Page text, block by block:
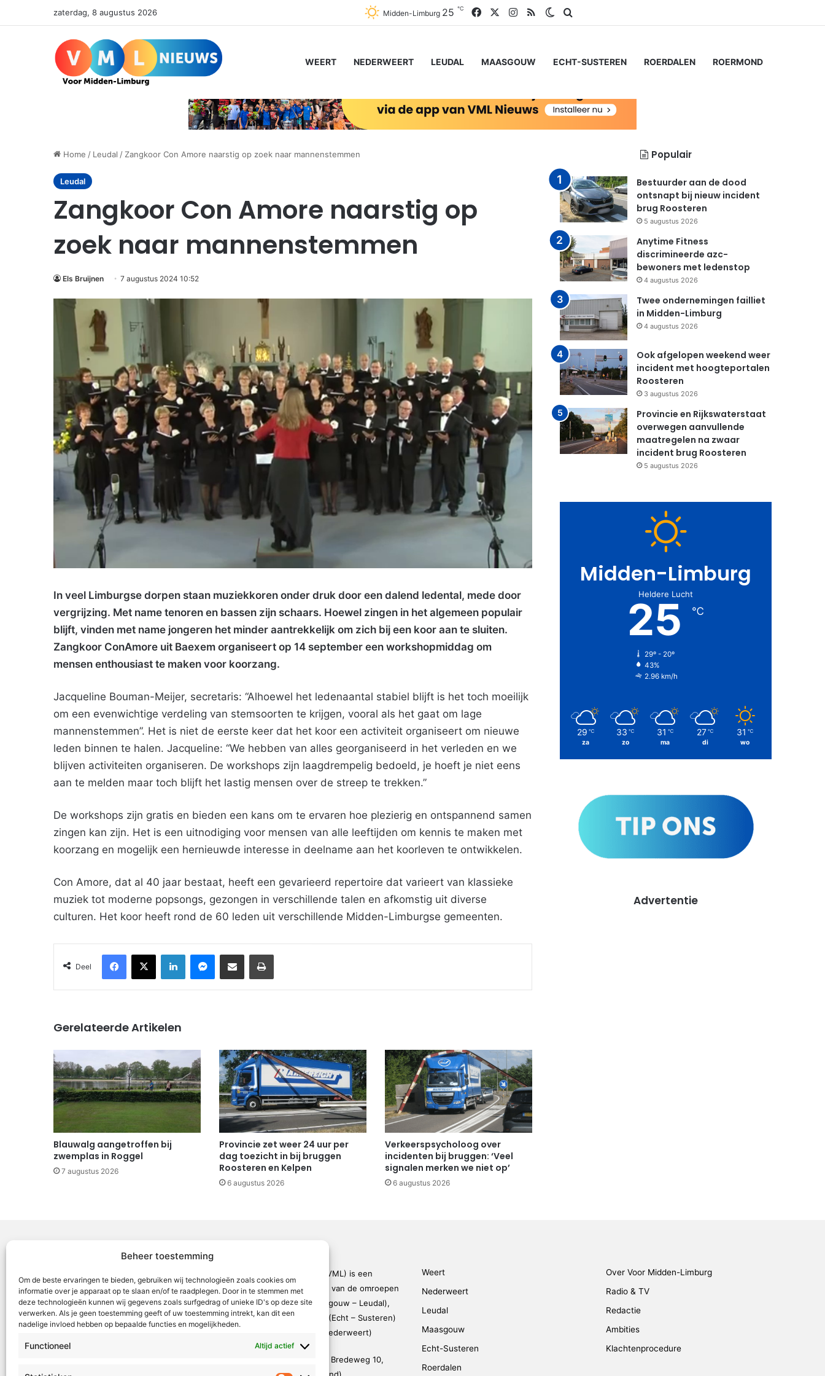
Beheer toestemming
Om de beste ervaringen te bieden, gebruiken wij technologieën zoals cookies om
informatie over je apparaat op te slaan en/of te raadplegen. Door in te stemmen met
deze technologieën kunnen wij gegevens zoals surfgedrag of unieke ID's op deze site
verwerken. Als je geen toestemming geeft of uw toestemming intrekt, kan dit een
nadelige invloed hebben op bepaalde functies en mogelijkheden.
Functioneel Altijd actief
zaterdag, 8 augustus 2026 Midden-Limburg 25 ℃ FacebookInstagram
RSSSwitch skin
WEERT NEDERWEERT LEUDAL MAASGOUW ECHT-SUSTEREN ROERDALEN ROERMOND
Home / Leudal / Zangkoor Con Amore naarstig op zoek naar mannenstemmen
Leudal
Zangkoor Con Amore naarstig op
zoek naar mannenstemmen
Els Bruijnen 7 augustus 2024 10:52
In veel Limburgse dorpen staan muziekkoren onder druk door een dalend ledental, mede door
vergrijzing. Met name tenoren en bassen zijn schaars. Hoewel zingen in het algemeen populair
blijft, vinden met name jongeren het minder aantrekkelijk om zich bij een koor aan te sluiten.
Zangkoor ConAmore uit Baexem organiseert op 14 september een workshopmiddag om
mensen enthousiast te maken voor koorzang.
Jacqueline Bouman-Meijer, secretaris: “Alhoewel het ledenaantal stabiel blijft is het toch moeilijk
om een evenwichtige verdeling van stemsoorten te krijgen, vooral als het gaat om lage
mannenstemmen”. Het is niet de eerste keer dat het koor een activiteit organiseert om nieuwe
leden binnen te halen. Jacqueline: “We hebben van alles georganiseerd in het verleden en we
blijven activiteiten organiseren. De workshops zijn laagdrempelig bedoeld, je hoeft je niet eens
aan te melden maar toch blijft het lastig mensen over de streep te trekken.”
De workshops zijn gratis en bieden een kans om te ervaren hoe plezierig en ontspannend samen
zingen kan zijn. Het is een uitnodiging voor mensen van alle leeftijden om kennis te maken met
koorzang en mogelijk een hernieuwde interesse in deelname aan het koorleven te ontwikkelen.
Con Amore, dat al 40 jaar bestaat, heeft een gevarieerd repertoire dat varieert van klassieke
muziek tot moderne popsongs, gezongen in verschillende talen en afkomstig uit diverse
culturen. Het koor heeft rond de 60 leden uit verschillende Midden-Limburgse gemeenten.
Deel
Facebook
X LinkedInMessenger
Deel via Email Print
Gerelateerde Artikelen
Blauwalg aangetroffen bij
zwemplas in Roggel
7 augustus 2026
Provincie zet weer 24 uur per
dag toezicht in bij bruggen
Roosteren en Kelpen
6 augustus 2026
Verkeerspsycholoog over
incidenten bij bruggen: ‘Veel
signalen merken we niet op’
6 augustus 2026
Populair
Bestuurder aan de dood
ontsnapt bij nieuw incident
brug Roosteren
5 augustus 2026
Anytime Fitness
discrimineerde azc-
bewoners met ledenstop
4 augustus 2026
Twee ondernemingen failliet
in Midden-Limburg
4 augustus 2026
Ook afgelopen weekend weer
incident met hoogteportalen
Roosteren
3 augustus 2026
Provincie en Rijkswaterstaat
overwegen aanvullende
maatregelen na zwaar
incident brug Roosteren
5 augustus 2026
Midden-Limburg
Heldere Lucht
25 ℃
29º - 20º
43%
2.96 km/h
29 ℃
za
33 ℃
zo
31 ℃
ma
27 ℃
di
31 ℃
wo
Advertentie
Voor Midden-Limburg (VML) is een
samenwerkingsverband van de omroepen
ML5 (Roermond – Maasgouw – Leudal),
OR6 (Roerdalen), SOL2 (Echt – Susteren)
en WeertFM (Weert – Nederweert)
VML is gevestigd op de Bredeweg 10,
Weert
Nederweert
Leudal
Maasgouw
Echt-Susteren
Roerdalen
Over Voor Midden-Limburg
Radio & TV
Redactie
Ambities
Klachtenprocedure